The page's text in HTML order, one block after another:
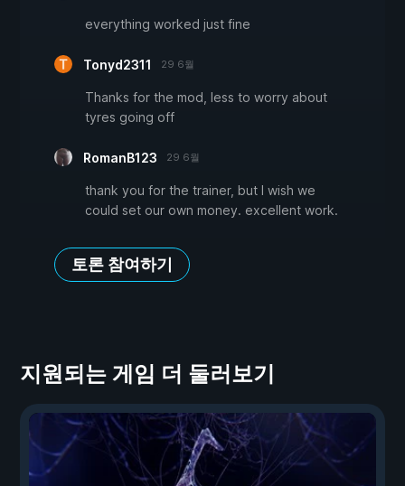
everything worked just fine
Tonyd2311 29 6월
Thanks for the mod, less to worry about
tyres going off
RomanB123 29 6월
thank you for the trainer, but I wish we
could set our own money. excellent work.
토론 참여하기
지원되는 게임 더 둘러보기